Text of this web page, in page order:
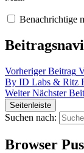
Benachrichtige
Vorheriger Beitrag
By ID Labs & Ritz
Weiter Nächster
Seitenleiste
Suchen nach:
Browser